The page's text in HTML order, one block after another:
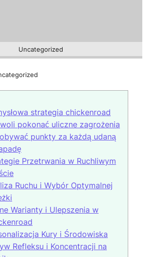
Uncategorized
strategia chickenroad
pokonać uliczne zagrożenia
punkty za każdą udaną
Przetrwania w Ruchliwym
Ruchu i Wybór Optymalnej
Warianty i Ulepszenia w
Kury i Środowiska
Refleksu i Koncentracji na